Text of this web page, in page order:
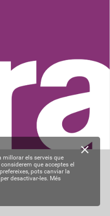
millorar els serveis que
que acceptes el
pots canviar la
desactivar-les. Més